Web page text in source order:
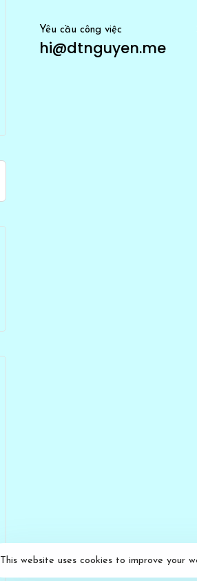
Yêu cầu công việc
hi@dtnguyen.me
This website uses cookies to improve your